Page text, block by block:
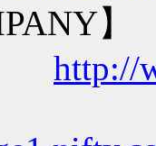
http://